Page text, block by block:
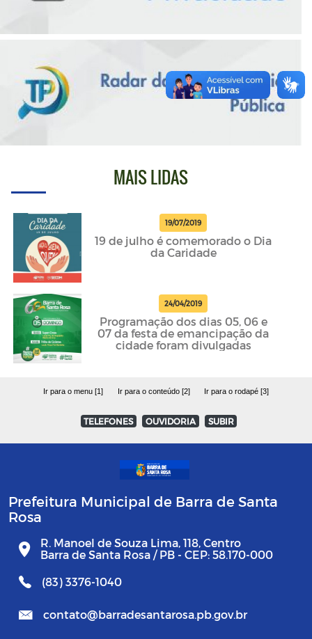
MAIS LIDAS
19/07/2019
19 de julho é comemorado o Dia
da Caridade
24/04/2019
Programação dos dias 05, 06 e
07 da festa de emancipação da
cidade foram divulgadas
Ir para o menu [1] Ir para o conteúdo [2] Ir para o rodapé [3]
TELEFONES OUVIDORIA SUBIR
Prefeitura Municipal de Barra de Santa
Rosa
R. Manoel de Souza Lima, 118, Centro
Barra de Santa Rosa / PB - CEP: 58.170-000
(83) 3376-1040
contato@barradesantarosa.pb.gov.br